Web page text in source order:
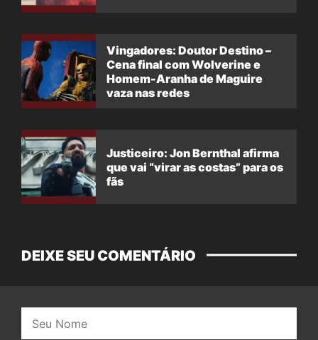
Vingadores: Doutor Destino –
Cena final com Wolverine e
Homem-Aranha de Maguire
vaza nas redes
Justiceiro: Jon Bernthal afirma
que vai “virar as costas” para os
fãs
DEIXE SEU COMENTÁRIO